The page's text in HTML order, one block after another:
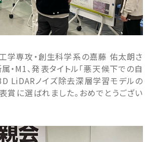
学専攻・創生科学系の嘉藤 佑太朗さ
・M1、発表タイトル「悪天候下での自
LiDARノイズ除去深層学習モデルの
賞に選ばれました。おめでとうござい